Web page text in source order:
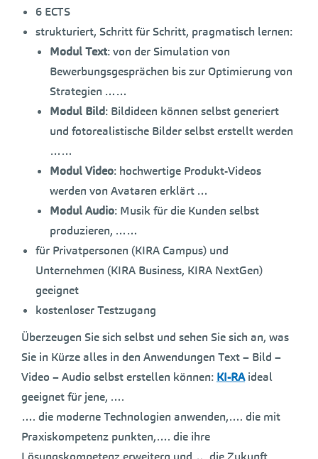
6 ECTS
strukturiert, Schritt für Schritt, pragmatisch lernen:
Modul Text: von der Simulation von
Bewerbungsgesprächen bis zur Optimierung von
Strategien ……
Modul Bild: Bildideen können selbst generiert
und fotorealistische Bilder selbst erstellt werden
……
Modul Video: hochwertige Produkt-Videos
werden von Avataren erklärt …
Modul Audio: Musik für die Kunden selbst
produzieren, ……
für Privatpersonen (KIRA Campus) und
Unternehmen (KIRA Business, KIRA NextGen)
geeignet
kostenloser Testzugang
Überzeugen Sie sich selbst und sehen Sie sich an, was
Sie in Kürze alles in den Anwendungen Text – Bild –
Video – Audio selbst erstellen können: KI-RAideal
geeignet für jene, ….
…. die moderne Technologien anwenden,…. die mit
Praxiskompetenz punkten,…. die ihre